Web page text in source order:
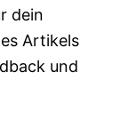
dein
Artikels
und